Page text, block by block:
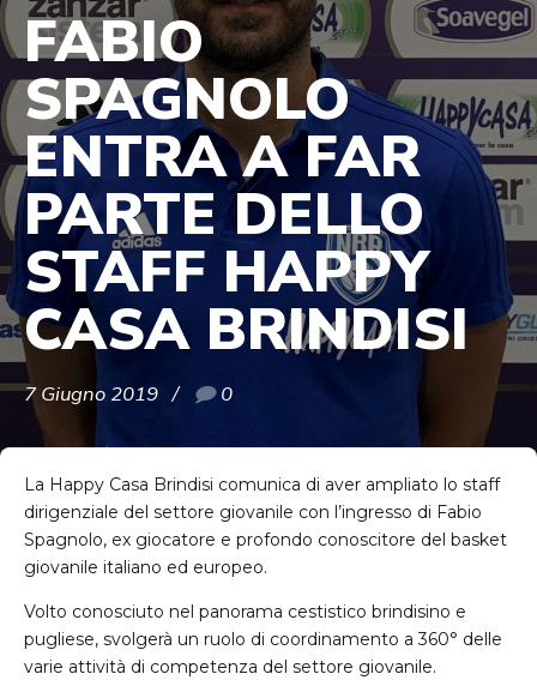
FABIO
SPAGNOLO
ENTRA A FAR
PARTE DELLO
STAFF HAPPY
CASA BRINDISI
7 Giugno 2019 0
La Happy Casa Brindisi comunica di aver ampliato lo staff
dirigenziale del settore giovanile con l’ingresso di Fabio
Spagnolo, ex giocatore e profondo conoscitore del basket
giovanile italiano ed europeo.
Volto conosciuto nel panorama cestistico brindisino e
pugliese, svolgerà un ruolo di coordinamento a 360° delle
varie attività di competenza del settore giovanile.